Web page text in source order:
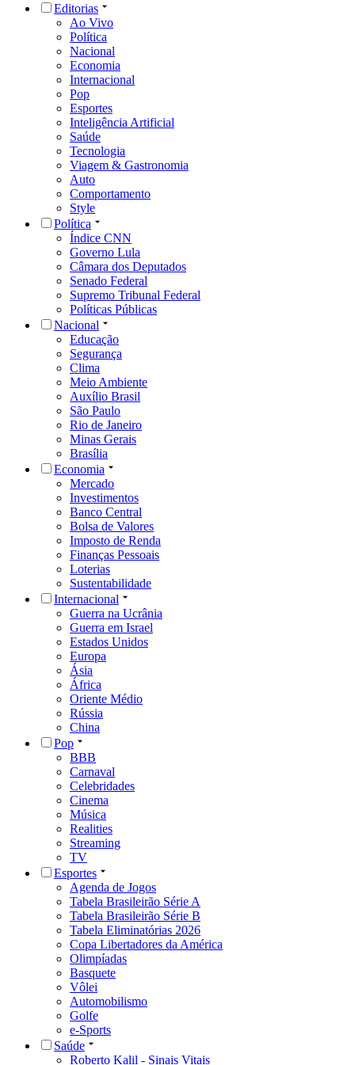
Editorias
Ao Vivo
Política
Nacional
Economia
Internacional
Pop
Esportes
Inteligência Artificial
Saúde
Tecnologia
Viagem & Gastronomia
Auto
Comportamento
Style
Política
Índice CNN
Governo Lula
Câmara dos Deputados
Senado Federal
Supremo Tribunal Federal
Políticas Públicas
Nacional
Educação
Segurança
Clima
Meio Ambiente
Auxílio Brasil
São Paulo
Rio de Janeiro
Minas Gerais
Brasília
Economia
Mercado
Investimentos
Banco Central
Bolsa de Valores
Imposto de Renda
Finanças Pessoais
Loterias
Sustentabilidade
Internacional
Guerra na Ucrânia
Guerra em Israel
Estados Unidos
Europa
Ásia
África
Oriente Médio
Rússia
China
Pop
BBB
Carnaval
Celebridades
Cinema
Música
Realities
Streaming
TV
Esportes
Agenda de Jogos
Tabela Brasileirão Série A
Tabela Brasileirão Série B
Tabela Eliminatórias 2026
Copa Libertadores da América
Olimpíadas
Basquete
Vôlei
Automobilismo
Golfe
e-Sports
Saúde
Roberto Kalil - Sinais Vitais